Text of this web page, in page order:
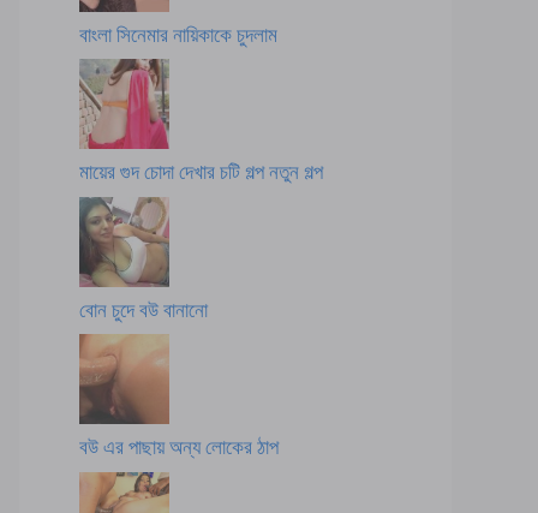
বাংলা সিনেমার নায়িকাকে চুদলাম
মায়ের গুদ চোদা দেখার চটি গল্প নতুন গল্প
বোন চুদে বউ বানানো
বউ এর পাছায় অন্য লোকের ঠাপ